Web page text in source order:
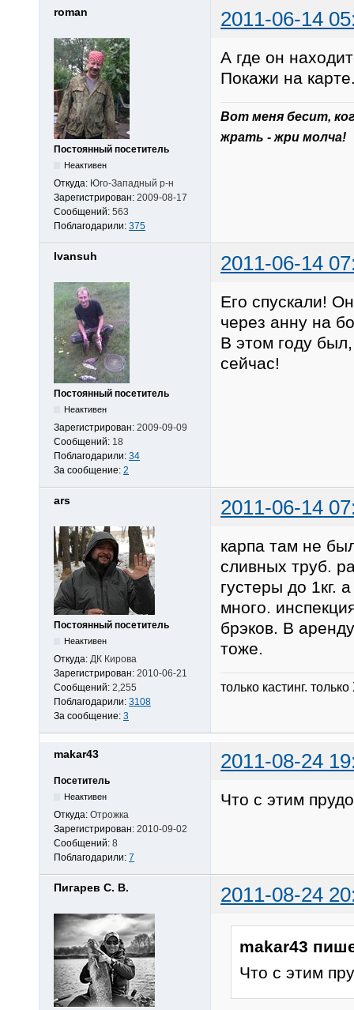
roman 2011-06-14
Постоянный посетитель
Неактивен
Откуда: Юго-Западный р-н
Зарегистрирован: 2009-08-17
Сообщений: 563
Поблагодарили: 375
А где он
Покажи на
Вот меня беcит,
жрать - жри молча!
Ivansuh 2011-06-14
Постоянный посетитель
Неактивен
Зарегистрирован: 2009-09-09
Сообщений: 18
Поблагодарили: 34
За сообщение: 2
Его спускали!
через анну на
В этом году
сейчас!
ars 2011-06-14
Постоянный посетитель
Неактивен
Откуда: ДК Кирова
Зарегистрирован: 2010-06-21
Сообщений: 2,255
Поблагодарили: 3108
За сообщение: 3
карпа там не
сливных труб.
густеры до 1кг.
много.
брэков. В
тоже.
только кастинг.
makar43 2011-08-24
Посетитель
Неактивен
Откуда: Отрожка
Зарегистрирован: 2010-09-02
Сообщений: 8
Поблагодарили: 7
Что с этим
Пигарев С. В. 2011-08-24
makar43
Что с этим